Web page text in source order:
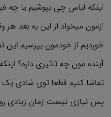
اینکه لباس چی بپوشیم یا چه
ازمون میخواد از این به بعد
خوردیم از خودمون بپرسیم
آینده مون چه تاثیری داره؟
تماشا کنیم قطعا توی شادی یک
پس نیازی نیست زمان زیادی